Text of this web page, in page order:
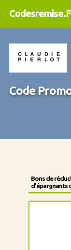
Code
Bons de
d'épargnants